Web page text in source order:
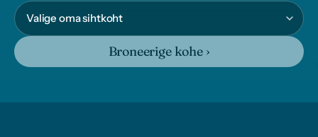
Broneerige kohe ›